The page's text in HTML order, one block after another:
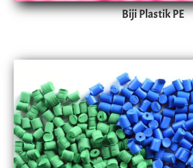
Biji Plastik PE